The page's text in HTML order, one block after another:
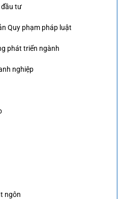
đầu tư
Quy phạm pháp luật
phát triển ngành
nghiệp
ngôn